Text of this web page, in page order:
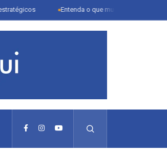
Entenda o que muda com a nova Lei do Frete